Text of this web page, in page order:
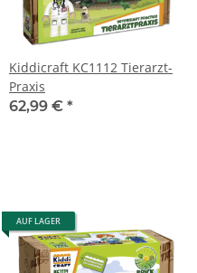
Kiddicraft KC1112 Tierarzt-
Praxis
62,99 € *
AUF LAGER